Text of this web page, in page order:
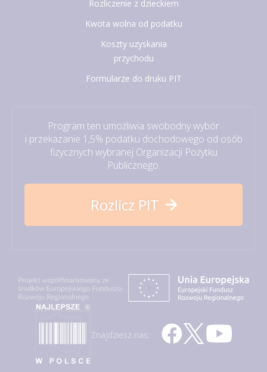
Rozliczenie z dzieckiem
Kwota wolna od podatku
Koszty uzyskania
przychodu
Formularze do druku PIT
Program ten umożliwia swobodny wybór
i przekazanie 1,5% podatku dochodowego od osób
fizycznych wybranej Organizacji Pożytku
Publicznego.
Rozlicz PIT
Znajdziesz nas: